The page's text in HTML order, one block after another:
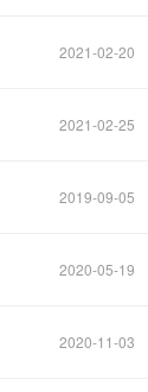
2021-02-20
2021-02-25
2019-09-05
2020-05-19
2020-11-03